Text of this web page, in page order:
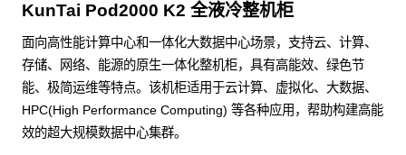
KunTai Pod2000 K2 全液冷整机柜
面向高性能计算中心和一体化大数据中心场景，支持云、计算、
存储、网络、能源的原生一体化整机柜，具有高能效、绿色节
能、极简运维等特点。该机柜适用于云计算、虚拟化、大数据、
HPC(High Performance Computing) 等各种应用，帮助构建高能
效的超大规模数据中心集群。